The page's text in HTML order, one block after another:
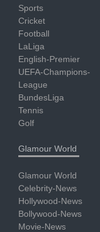
Sports
Cricket
Football
LaLiga
English-Premier
UEFA-Champions-
League
BundesLiga
Tennis
Golf
Glamour World
Glamour World
Celebrity-News
Hollywood-News
Bollywood-News
Movie-News